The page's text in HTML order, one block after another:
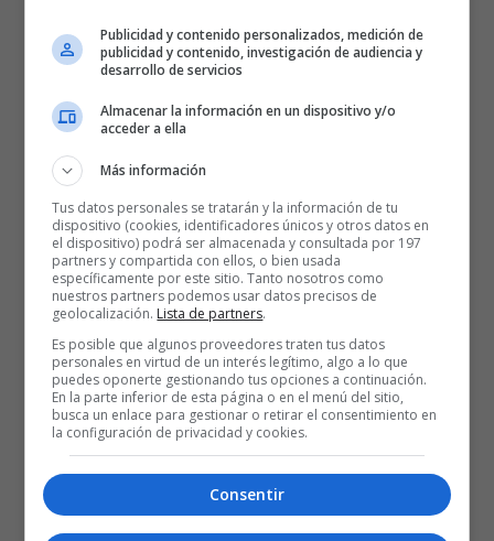
Publicidad y contenido personalizados, medición de
publicidad y contenido, investigación de audiencia y
desarrollo de servicios
Almacenar la información en un dispositivo y/o
acceder a ella
Más información
Tus datos personales se tratarán y la información de tu
dispositivo (cookies, identificadores únicos y otros datos en
el dispositivo) podrá ser almacenada y consultada por 197
partners y compartida con ellos, o bien usada
específicamente por este sitio. Tanto nosotros como
nuestros partners podemos usar datos precisos de
geolocalización. Lista de partners.
Es posible que algunos proveedores traten tus datos
personales en virtud de un interés legítimo, algo a lo que
puedes oponerte gestionando tus opciones a continuación.
En la parte inferior de esta página o en el menú del sitio,
busca un enlace para gestionar o retirar el consentimiento en
la configuración de privacidad y cookies.
Consentir